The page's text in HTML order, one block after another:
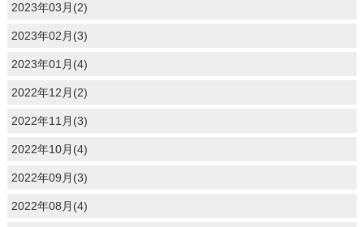
2023年03月(2)
2023年02月(3)
2023年01月(4)
2022年12月(2)
2022年11月(3)
2022年10月(4)
2022年09月(3)
2022年08月(4)